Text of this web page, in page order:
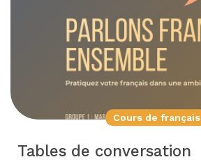
Cours de français
Tables de conversation